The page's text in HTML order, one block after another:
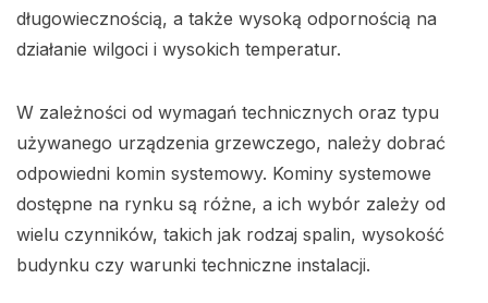
długowiecznością, a także wysoką odpornością na
działanie wilgoci i wysokich temperatur.
W zależności od wymagań technicznych oraz typu
używanego urządzenia grzewczego, należy dobrać
odpowiedni komin systemowy. Kominy systemowe
dostępne na rynku są różne, a ich wybór zależy od
wielu czynników, takich jak rodzaj spalin, wysokość
budynku czy warunki techniczne instalacji.